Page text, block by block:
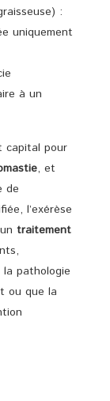
:
uniquement
à un
capital pour
, et
de
l’exérèse
traitement
pathologie
ou que la